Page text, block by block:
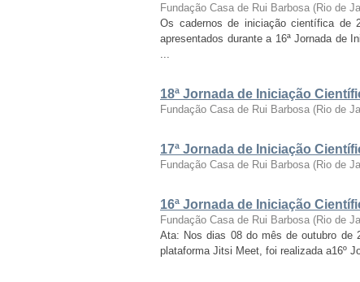
Fundação Casa de Rui Barbosa (Rio de
Os cadernos de iniciação científica de
apresentados durante a 16ª Jornada de
...
18ª Jornada de Iniciação
Fundação Casa de Rui Barbosa (Rio de
17ª Jornada de Iniciação
Fundação Casa de Rui Barbosa (Rio de
16ª Jornada de Iniciação
Fundação Casa de Rui Barbosa (Rio de
Ata: Nos dias 08 do mês de outubro de
plataforma Jitsi Meet, foi realizada a16º